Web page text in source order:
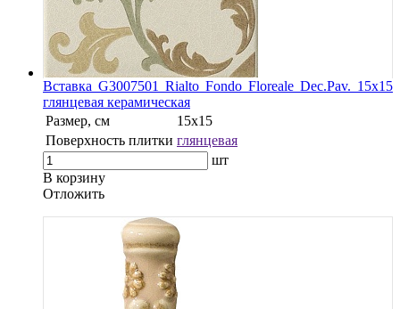
Вставка G3007501 Rialto Fondo Floreale Dec.Pav. 15х15
глянцевая керамическая
Размер, см
15x15
Поверхность плитки глянцевая
шт
В корзину
Oтложить